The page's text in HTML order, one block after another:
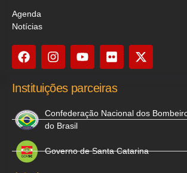
Agenda
Notícias
Instituições parceiras
Confederação Nacional dos
do Brasil
Governo de Santa Catarina